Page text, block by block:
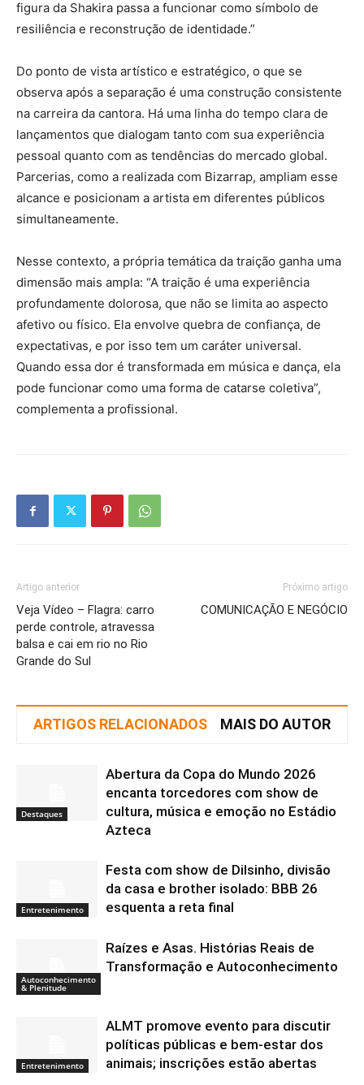
figura da Shakira passa a funcionar como símbolo de
resiliência e reconstrução de identidade.”
Do ponto de vista artístico e estratégico, o que se
observa após a separação é uma construção consistente
na carreira da cantora. Há uma linha do tempo clara de
lançamentos que dialogam tanto com sua experiência
pessoal quanto com as tendências do mercado global.
Parcerias, como a realizada com Bizarrap, ampliam esse
alcance e posicionam a artista em diferentes públicos
simultaneamente.
Nesse contexto, a própria temática da traição ganha uma
dimensão mais ampla: “A traição é uma experiência
profundamente dolorosa, que não se limita ao aspecto
afetivo ou físico. Ela envolve quebra de confiança, de
expectativas, e por isso tem um caráter universal.
Quando essa dor é transformada em música e dança, ela
pode funcionar como uma forma de catarse coletiva”,
complementa a profissional.
Artigo anterior
Veja Vídeo – Flagra: carro
perde controle, atravessa
balsa e cai em rio no Rio
Grande do Sul
Próximo artigo
COMUNICAÇÃO E NEGÓCIO
ARTIGOS RELACIONADOS MAIS DO AUTOR
Destaques
Abertura da Copa do Mundo 2026
encanta torcedores com show de
cultura, música e emoção no Estádio
Azteca
Entretenimento
Festa com show de Dilsinho, divisão
da casa e brother isolado: BBB 26
esquenta a reta final
Autoconhecimento
& Plenitude
Raízes e Asas. Histórias Reais de
Transformação e Autoconhecimento
Entretenimento
ALMT promove evento para discutir
políticas públicas e bem-estar dos
animais; inscrições estão abertas